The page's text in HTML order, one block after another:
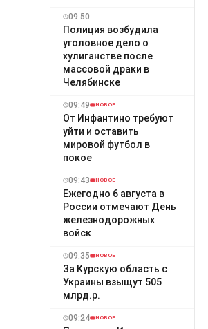
09:50
Полиция возбудила
уголовное дело о
хулиганстве после
массовой драки в
Челябинске
09:49 НОВОЕ
От Инфантино требуют
уйти и оставить
мировой футбол в
покое
09:43 НОВОЕ
Ежегодно 6 августа в
России отмечают День
железнодорожных
войск
09:35 НОВОЕ
За Курскую область с
Украины взыщут 505
млрд.р.
09:24 НОВОЕ